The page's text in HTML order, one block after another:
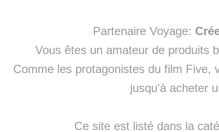
Partenaire Voyage:
Vous êtes un amateur de produits
Comme les protagonistes du film Five,
jusqu'à acheter
Ce site est listé dans la